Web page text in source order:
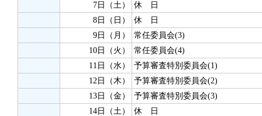
7日（土）
休 日
8日（日）
休 日
9日（月）
常任委員会(3)
10日（火）
常任委員会(4)
11日（水）
予算審査特別委員会(1)
12日（木）
予算審査特別委員会(2)
13日（金）
予算審査特別委員会(3)
14日（土）
休 日